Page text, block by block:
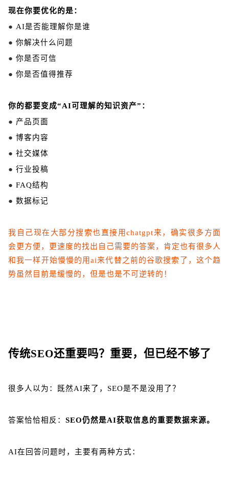
现在你要优化的是：
● AI是否能理解你是谁
● 你解决什么问题
● 你是否可信
● 你是否值得推荐
你的都要变成“AI可理解的知识资产”：
● 产品页面
● 博客内容
● 社交媒体
● 行业投稿
● FAQ结构
● 数据标记
我 自己现在大部分搜索也直接用chatgpt来， 确实很多 方面
会更 方便 ， 更速度的找出 自己需要的答案， 肯定也有很多人
和我一样开始慢慢的用ai来代替之前的谷歌搜索 了 ， 这个趋
势虽然目前是缓慢的，但是也是不可逆转的 ！
传统SEO还重要吗？重要，但已经不够了
很多人以为：既然AI来了，SEO是不是没用了？
答案恰恰相反： SEO仍然是AI获取信息的重要数据来源。
AI在回答问题时，主要有两种方式：